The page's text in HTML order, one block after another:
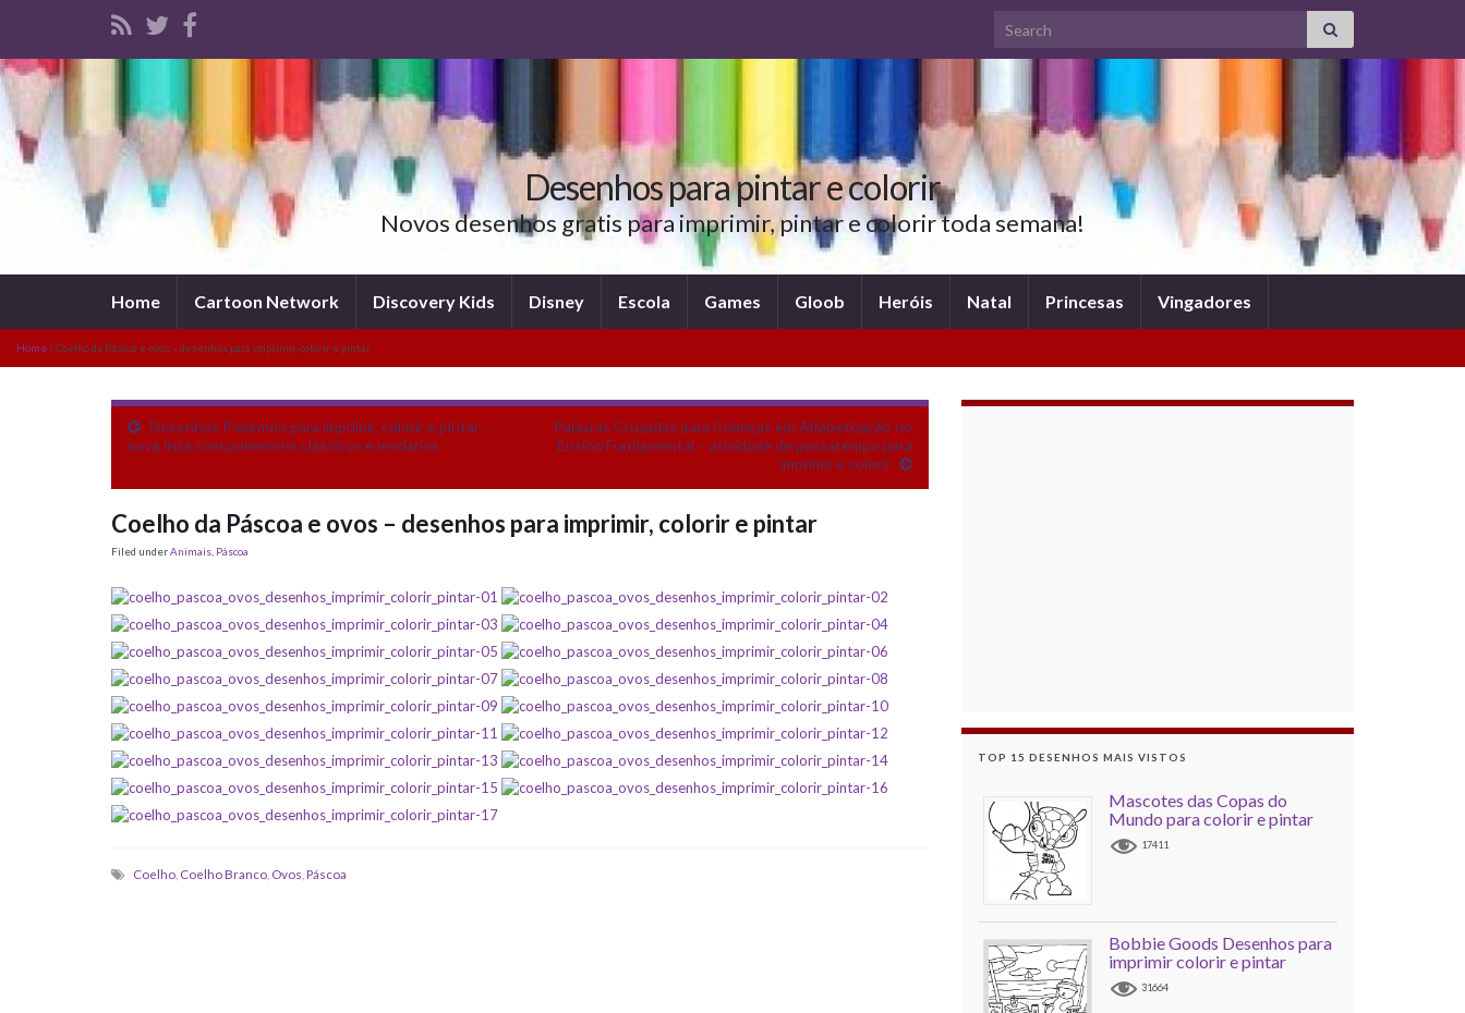
Desenhos para pintar e colorir
Novos desenhos gratis para imprimir, pintar e colorir toda semana!
Home Cartoon Network Discovery Kids Disney Escola Games Gloob Heróis Natal Princesas Vingadores
Home»Coelho da Páscoa e ovos – desenhos para imprimir, colorir e pintar
Desenhos Pokemon para imprimir, colorir e pintar –
nova lista com pokemons clássicos e lendários
Palavras Cruzadas para Crianças em Alfabetização no
Ensino Fundamental – atividade de passatempo para
imprimir e colorir
Coelho da Páscoa e ovos – desenhos para imprimir, colorir e pintar
Filed underAnimais Páscoa
Coelho Coelho Branco Ovos Páscoa
TOP 15 DESENHOS MAIS VISTOS
Mascotes das Copas do
Mundo para colorir e pintar
17411
Bobbie Goods Desenhos para
imprimir colorir e pintar
31664